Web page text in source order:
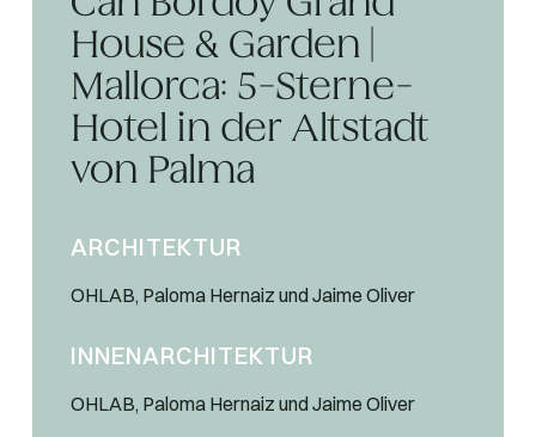
House & Garden |
Mallorca: 5-Sterne-
Hotel in der Altstadt
von Palma
ARCHITEKTUR
OHLAB, Paloma Hernaiz und Jaime Oliver
INNENARCHITEKTUR
OHLAB, Paloma Hernaiz und Jaime Oliver